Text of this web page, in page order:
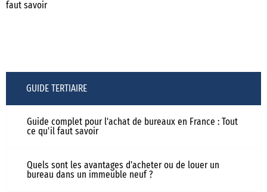
faut savoir
GUIDE TERTIAIRE
Guide complet pour l'achat de bureaux en France : Tout
ce qu'il faut savoir
Quels sont les avantages d'acheter ou de louer un
bureau dans un immeuble neuf ?